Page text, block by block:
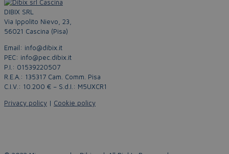
DIBIX SRL
Via Ippolito Nievo, 23,
56021 Cascina (Pisa)
Email: info@dibix.it
PEC: info@pec.dibix.it
P.I.: 01539220507
R.E.A.: 135317 Cam. Comm. Pisa
C.I.V.: 10.200 € – S.d.I.: M5UXCR1
Privacy policy | Cookie policy